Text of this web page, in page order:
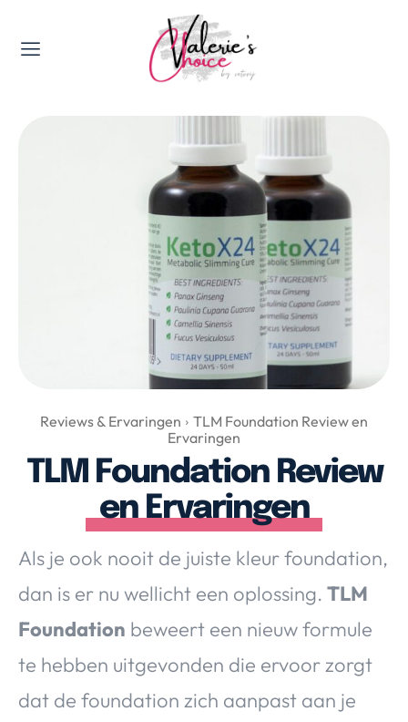
Valerie's Topics
Travel & Culture
Food & Drinks
Happyness & Opmerkelijk
Lifestyle, Sport & Duurzaamheid
Gadgets & Tech
Top 5 van Valerie
Health & Beauty
Huis & Tuin
Nieuws & Media
Over Valerie
Over Valerie
De Top 5
Contact
VALERIE'S CHOICE
Food & Drinks Health & Beauty Gadgets
Huis & Tuin
Reviews & Ervaringen
TLM Foundation Review en
Ervaringen
TLM Foundation Review
en Ervaringen
Als je ook nooit de juiste kleur foundation,
dan is er nu wellicht een oplossing. TLM
Foundation beweert een nieuw formule
te hebben uitgevonden die ervoor zorgt
dat de foundation zich aanpast aan je